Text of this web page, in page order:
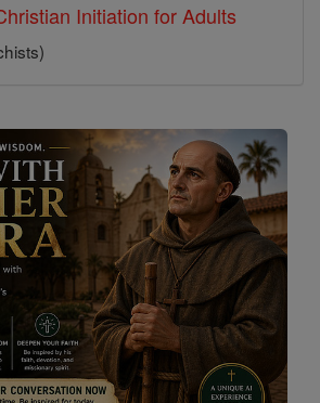
Initiation for Adults